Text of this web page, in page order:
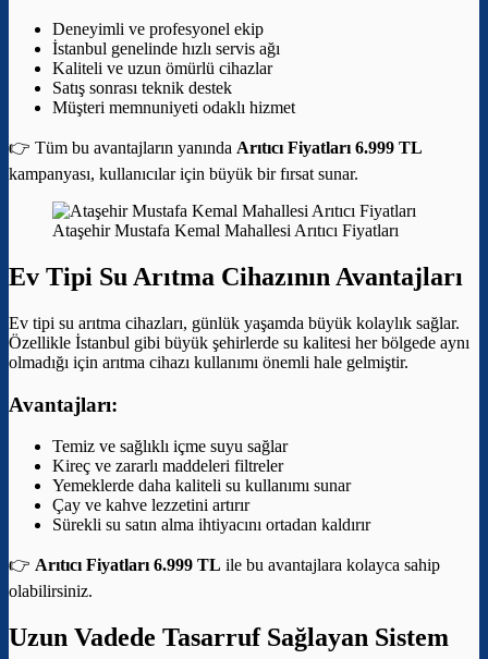
Deneyimli ve profesyonel ekip
İstanbul genelinde hızlı servis ağı
Kaliteli ve uzun ömürlü cihazlar
Satış sonrası teknik destek
Müşteri memnuniyeti odaklı hizmet
👉 Tüm bu avantajların yanında Arıtıcı Fiyatları 6.999 TL
kampanyası, kullanıcılar için büyük bir fırsat sunar.
Ataşehir Mustafa Kemal Mahallesi Arıtıcı Fiyatları
Ev Tipi Su Arıtma Cihazının Avantajları
Ev tipi su arıtma cihazları, günlük yaşamda büyük kolaylık sağlar.
Özellikle İstanbul gibi büyük şehirlerde su kalitesi her bölgede aynı
olmadığı için arıtma cihazı kullanımı önemli hale gelmiştir.
Avantajları:
Temiz ve sağlıklı içme suyu sağlar
Kireç ve zararlı maddeleri filtreler
Yemeklerde daha kaliteli su kullanımı sunar
Çay ve kahve lezzetini artırır
Sürekli su satın alma ihtiyacını ortadan kaldırır
👉 Arıtıcı Fiyatları 6.999 TL ile bu avantajlara kolayca sahip
olabilirsiniz.
Uzun Vadede Tasarruf Sağlayan Sistem